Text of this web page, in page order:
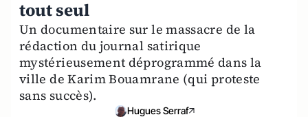
tout seul
Un documentaire sur le massacre de la
rédaction du journal satirique
mystérieusement déprogrammé dans la
ville de Karim Bouamrane (qui proteste
sans succès).
Hugues Serraf